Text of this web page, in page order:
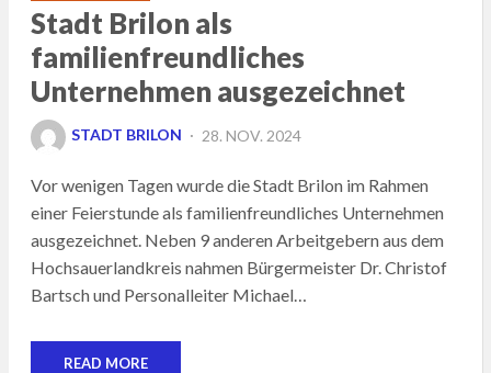
Stadt Brilon als
familienfreundliches
Unternehmen ausgezeichnet
STADT BRILON
POSTED
28. NOV. 2024
Vor wenigen Tagen wurde die Stadt Brilon im Rahmen
einer Feierstunde als familienfreundliches Unternehmen
ausgezeichnet. Neben 9 anderen Arbeitgebern aus dem
Hochsauerlandkreis nahmen Bürgermeister Dr. Christof
Bartsch und Personalleiter Michael…
READ MORE